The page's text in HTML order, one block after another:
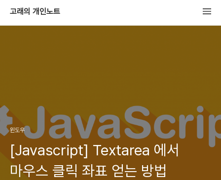
고래의 개인노트
윈도우
[Javascript] Textarea 에서
마우스 클릭 좌표 얻는 방법